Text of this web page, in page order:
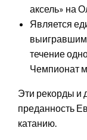
аксель» на
Является
выигравшим
течение
Чемпионат
Эти рекорды и
преданность
катанию.